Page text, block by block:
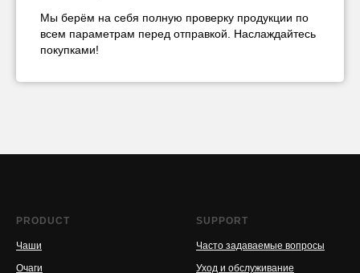
Мы берём на себя полную проверку продукции по
всем параметрам перед отправкой. Наслаждайтесь
покупками!
PRODUCT
Чаши
Очаги
SUPPORT
Часто задаваемые вопросы
Уход и обслуживание